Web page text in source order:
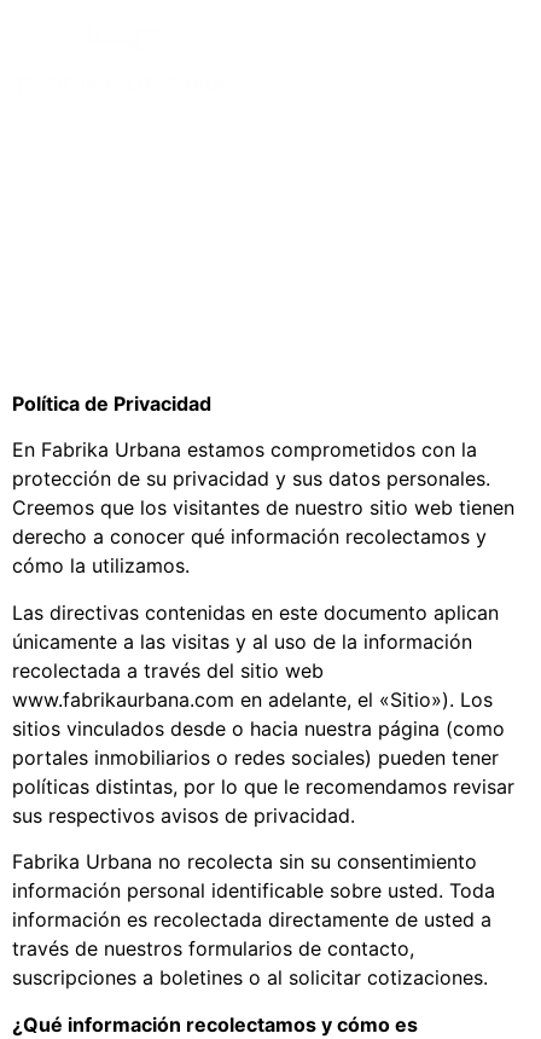
Política de Privacidad
En Fabrika Urbana estamos comprometidos con la
protección de su privacidad y sus datos personales.
Creemos que los visitantes de nuestro sitio web tienen
derecho a conocer qué información recolectamos y
cómo la utilizamos.
Las directivas contenidas en este documento aplican
únicamente a las visitas y al uso de la información
recolectada a través del sitio web
www.fabrikaurbana.com en adelante, el «Sitio»). Los
sitios vinculados desde o hacia nuestra página (como
portales inmobiliarios o redes sociales) pueden tener
políticas distintas, por lo que le recomendamos revisar
sus respectivos avisos de privacidad.
Fabrika Urbana no recolecta sin su consentimiento
información personal identificable sobre usted. Toda
información es recolectada directamente de usted a
través de nuestros formularios de contacto,
suscripciones a boletines o al solicitar cotizaciones.
¿Qué información recolectamos y cómo es